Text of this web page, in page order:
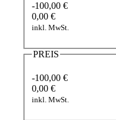
-100,00 €
0,00 €
inkl. MwSt.
PREIS
-100,00 €
0,00 €
inkl. MwSt.